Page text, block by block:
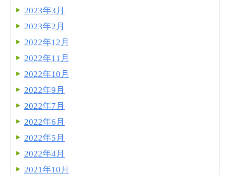
2023年3月
2023年2月
2022年12月
2022年11月
2022年10月
2022年9月
2022年7月
2022年6月
2022年5月
2022年4月
2021年10月